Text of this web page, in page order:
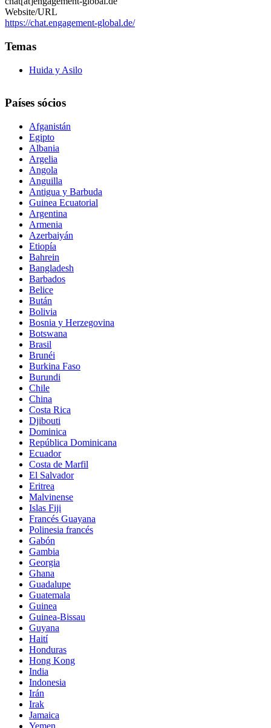
Website/URL
https://chat.engagement-global.de/
Temas
Huida y Asilo
Países sócios
Afganistán
Egipto
Albania
Argelia
Angola
Anguilla
Antigua y Barbuda
Guinea Ecuatorial
Argentina
Armenia
Azerbaiyán
Etiopía
Bahrein
Bangladesh
Barbados
Belice
Bután
Bolivia
Bosnia y Herzegovina
Botswana
Brasil
Brunéi
Burkina Faso
Burundi
Chile
China
Costa Rica
Djibouti
Dominica
República Dominicana
Ecuador
Costa de Marfil
El Salvador
Eritrea
Malvinense
Islas Fiji
Francés Guayana
Polinesia francés
Gabón
Gambia
Georgia
Ghana
Guadalupe
Guatemala
Guinea
Guinea-Bissau
Guyana
Haití
Honduras
Hong Kong
India
Indonesia
Irán
Irak
Jamaica